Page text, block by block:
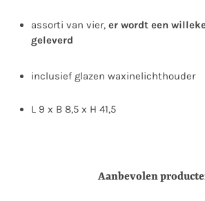
assorti van vier, er wordt een
geleverd
inclusief glazen waxinelichthouder
L 9 x B 8,5 x H 41,5
Aanbevolen